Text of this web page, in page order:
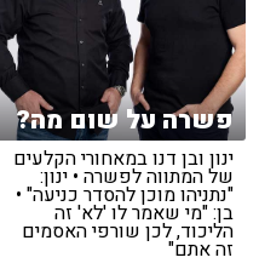
פשרה על שום מה?
ינון ובן דנו במאחורי הקלעים
של המתווה לפשרה • ינון:
"נתניהו מוכן להסדר כניעה" •
בן: "מי שאמר לו 'לא' זה
הליכוד, לכן שורפי האסמים
זה אתם"